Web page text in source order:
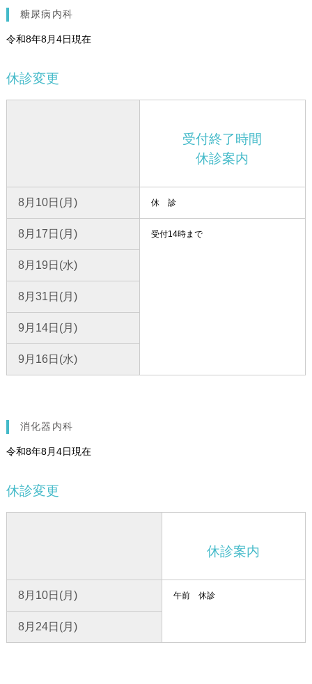
糖尿病内科
令和8年8月4日現在
休診変更
受付終了時間
休診案内
8月10日(月) 休 診
8月17日(月) 受付14時まで
8月19日(水)
8月31日(月)
9月14日(月)
9月16日(水)
消化器内科
令和8年8月4日現在
休診変更
休診案内
8月10日(月) 午前 休診
8月24日(月)